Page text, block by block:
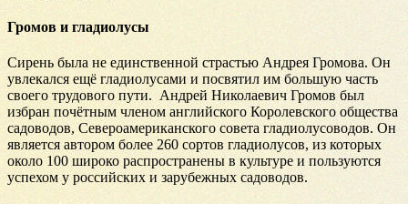
Громов и гладиолусы
Сирень была не единственной страстью Андрея Громова. Он
увлекался ещё гладиолусами и посвятил им большую часть
своего трудового пути. Андрей Николаевич Громов был
избран почётным членом английского Королевского общества
садоводов, Североамериканского совета гладиолусоводов. Он
является автором более 260 сортов гладиолусов, из которых
около 100 широко распространены в культуре и пользуются
успехом у российских и зарубежных садоводов.